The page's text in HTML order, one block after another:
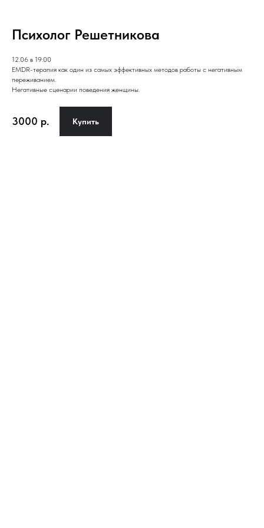
Психолог Решетникова
12.06 в 19:00
EMDR-терапия как один из самых эффективных методов работы с негативным
переживанием.
Негативные сценарии поведения женщины.
3000 р. Купить